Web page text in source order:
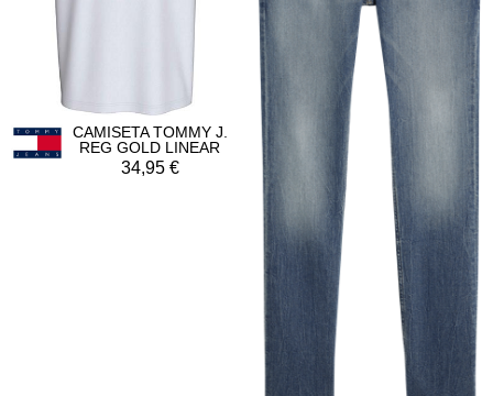
CAMISETA TOMMY J.
REG GOLD LINEAR
34,95